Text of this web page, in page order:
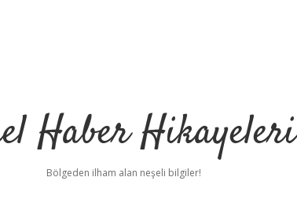
Haber Hikayeleri
Bölgeden ilham alan neşeli bilgiler!